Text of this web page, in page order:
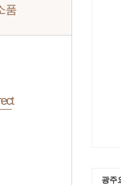
품
광주